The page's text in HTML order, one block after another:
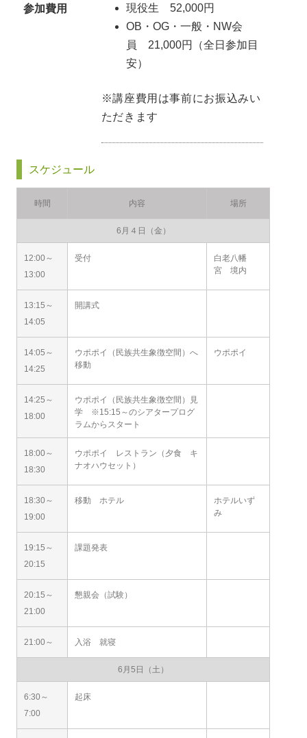
参加費用
現役生 52,000円
OB・OG・一般・NW会
員 21,000円（全日参加目
安）
※講座費用は事前にお振込みい
ただきます
スケジュール
時間 内容 場所
6月４日（金）
12:00～
13:00
受付
白老八幡
宮 境内
13:15～
14:05
開講式
14:05～
14:25
ウポポイ（民族共生象徴空間）へ
移動
ウポポイ
14:25～
18:00
ウポポイ（民族共生象徴空間）見
学 ※15:15～のシアタープログ
ラムからスタート
18:00～
18:30
ウポポイ レストラン（夕食 キ
ナオハウセット）
18:30～
19:00
移動 ホテル
ホテルいず
み
19:15～
20:15
課題発表
20:15～
21:00
懇親会（試験）
21:00～ 入浴 就寝
6月5日（土）
6:30～
7:00
起床